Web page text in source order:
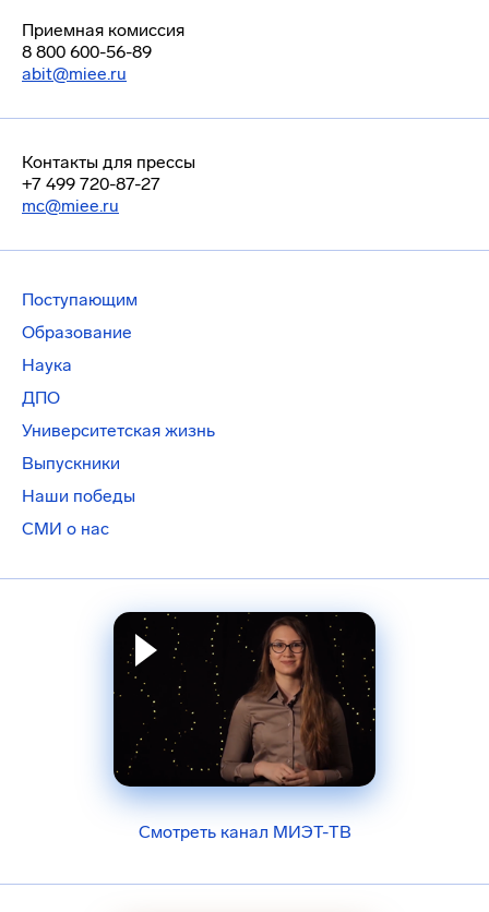
Приемная комиссия
8 800 600-56-89
abit@miee.ru
Контакты для прессы
+7 499 720-87-27
mc@miee.ru
Поступающим
Образование
Наука
ДПО
Университетская жизнь
Выпускники
Наши победы
СМИ о нас
Смотреть канал МИЭТ-ТВ